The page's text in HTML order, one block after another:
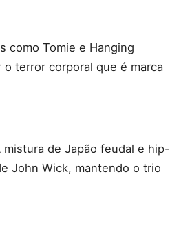
como Tomie e Hanging
o terror corporal que é marca
de Japão feudal e hip-
John Wick, mantendo o trio